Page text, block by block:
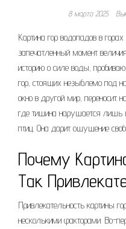
8 марта 2025
Картина гор водопадов в
запечатленный момент
историю о силе воды,
гор, стоящих незыблемо под
окно в другой мир, переносит
где тишина нарушается
птиц. Она дарит ощущение
Почему
Так
Привлекательность картины
несколькими факторами. Во-